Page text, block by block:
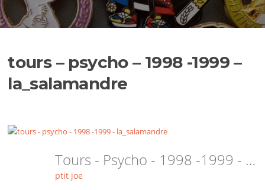
tours – psycho – 1998 -1999 –
la_salamandre
Tours - Psycho - 1998 -1999 - La_salamandre
ptit joe